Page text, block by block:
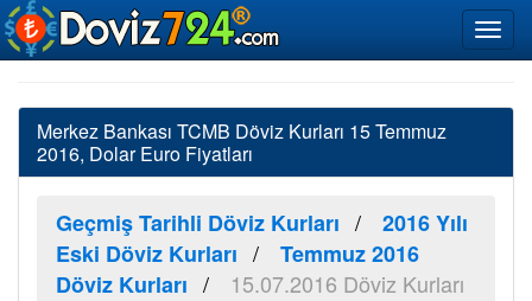
Merkez Bankası TCMB Döviz Kurları 15 Temmuz
2016, Dolar Euro Fiyatları
Geçmiş Tarihli Döviz Kurları
2016 Yılı
Eski Döviz Kurları
Temmuz 2016
Döviz Kurları
15.07.2016 Döviz Kurları